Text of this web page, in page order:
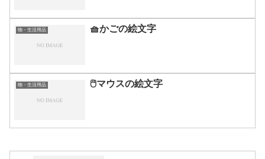
物・生活用品 🧺かごの絵文字
物・生活用品 🖱️マウスの絵文字